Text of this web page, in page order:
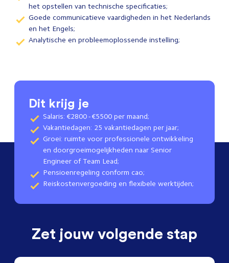
het opstellen van technische specificaties;
Goede communicatieve vaardigheden in het Nederlands
en het Engels;
Analytische en probleemoplossende instelling;
Dit krijg je
Salaris: €2800 - €5500 per maand;
Vakantiedagen: 25 vakantiedagen per jaar;
Groei: ruimte voor professionele ontwikkeling
en doorgroeimogelijkheden naar Senior
Engineer of Team Lead;
Pensioenregeling conform cao;
Reiskostenvergoeding en flexibele werktijden;
Zet jouw volgende stap